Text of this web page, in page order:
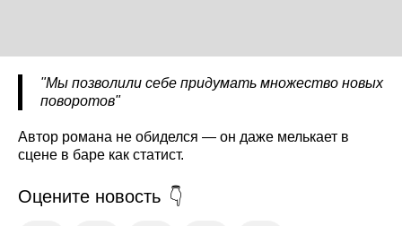
"Мы позволили себе придумать множество новых
поворотов"
Автор романа не обиделся — он даже мелькает в
сцене в баре как статист.
Оцените новость